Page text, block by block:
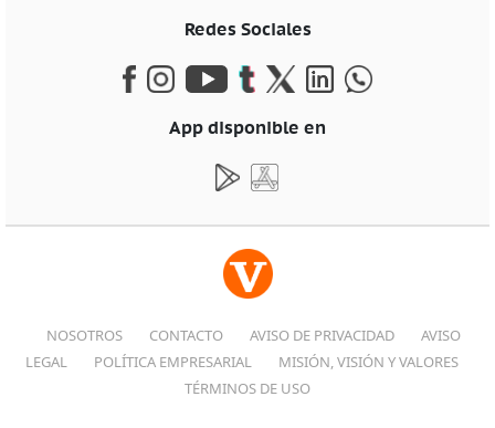
Redes Sociales
App disponible en
NOSOTROS CONTACTO AVISO DE PRIVACIDAD
AVISO
LEGAL
POLÍTICA EMPRESARIAL
MISIÓN, VISIÓN Y VALORES
TÉRMINOS DE USO